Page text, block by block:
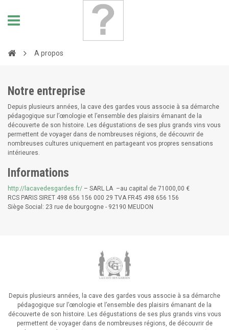
A propos
Notre entreprise
Depuis plusieurs années, la cave des gardes vous associe à sa démarche
pédagogique sur l’œnologie et l’ensemble des plaisirs émanant de la
découverte de son histoire. Les dégustations de ses plus grands vins vous
permettent de voyager dans de nombreuses régions, de découvrir de
nombreuses cultures uniquement en partageant vos propres sensations
intérieures.
Informations
http://lacavedesgardes.fr/ – SARL LA –au capital de 71000,00 €
RCS PARIS SIRET 498 656 156 000 29 TVA FR45 498 656 156
Siège Social: 23 rue de bourgogne - 92190 MEUDON
Depuis plusieurs années, la cave des gardes vous associe à sa démarche
pédagogique sur l’œnologie et l’ensemble des plaisirs émanant de la
découverte de son histoire. Les dégustations de ses plus grands vins vous
permettent de voyager dans de nombreuses régions, de découvrir de